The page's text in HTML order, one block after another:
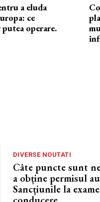
a eluda
ce
operare.
DIVERSE NOUTATI
Câte puncte sunt
a obține permisul
Sancțiunile la